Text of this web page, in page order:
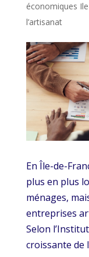
économiques
l’artisanat
En Île-de-
plus en plus
ménages,
entreprises
Selon
croissante de